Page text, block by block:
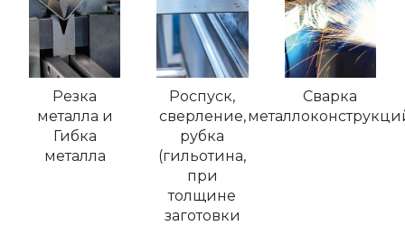
Резка
металла и
Гибка
металла
Роспуск,
сверление,
рубка
(гильотина,
при
толщине
заготовки
Сварка